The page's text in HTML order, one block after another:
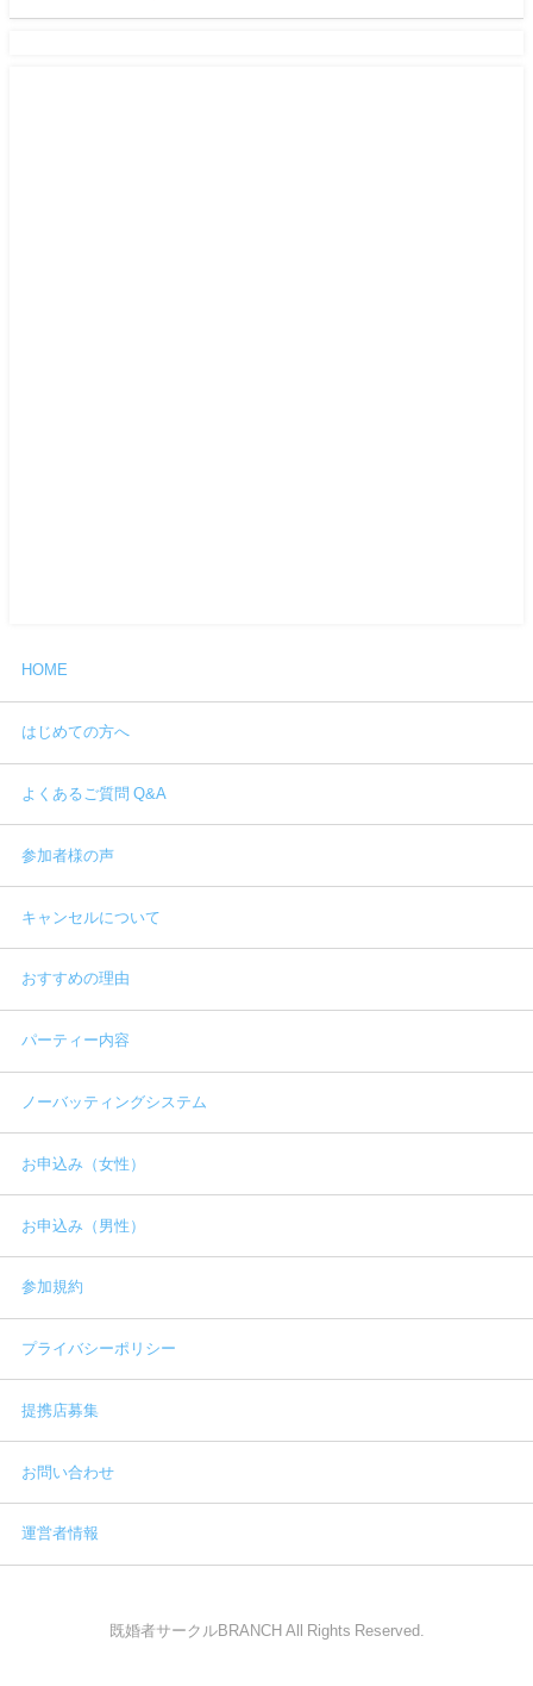
HOME
はじめての方へ
よくあるご質問 Q&A
参加者様の声
キャンセルについて
おすすめの理由
パーティー内容
ノーバッティングシステム
お申込み（女性）
お申込み（男性）
参加規約
プライバシーポリシー
提携店募集
お問い合わせ
運営者情報
既婚者サークルBRANCH All Rights Reserved.